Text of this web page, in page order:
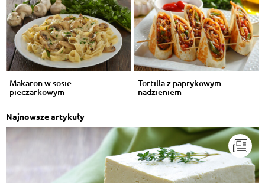
Makaron w sosie
pieczarkowym
Tortilla z paprykowym
nadzieniem
Najnowsze artykuły